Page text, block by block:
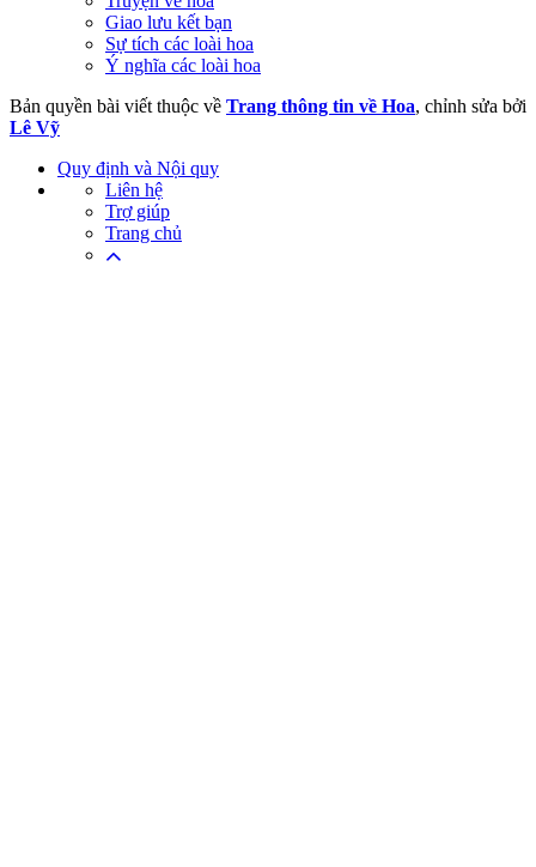
Giao lưu kết bạn
Sự tích các loài hoa
Ý nghĩa các loài hoa
Bản quyền bài viết thuộc về Trang thông tin về Hoa, chỉnh sửa bởi
Lê Vỹ
Quy định và Nội quy
Liên hệ
Trợ giúp
Trang chủ